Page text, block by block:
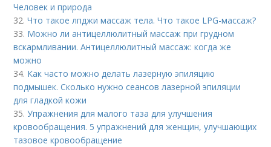
Человек и природа
32.Что такое лпджи массаж тела. Что такое LPG-массаж?
33. Можно ли антицеллюлитный массаж при грудном
вскармливании. Антицеллюлитный массаж: когда же
можно
34. Как часто можно делать лазерную эпиляцию
подмышек. Сколько нужно сеансов лазерной эпиляции
для гладкой кожи
35.Упражнения для малого таза для улучшения
кровообращения. 5 упражнений для женщин, улучшающих
тазовое кровообращение